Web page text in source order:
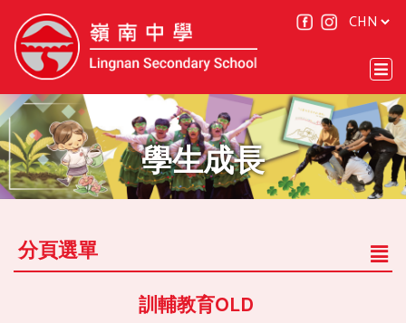
學生成長
分頁選單
訓輔教育OLD